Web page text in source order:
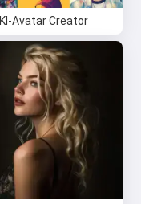
KI-Avatar Creator